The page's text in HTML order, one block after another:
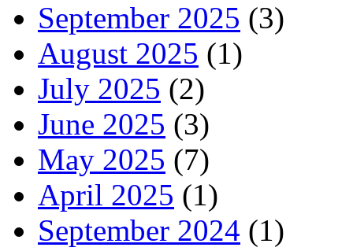
September 2025 (3)
August 2025 (1)
July 2025 (2)
June 2025 (3)
May 2025 (7)
April 2025 (1)
September 2024 (1)